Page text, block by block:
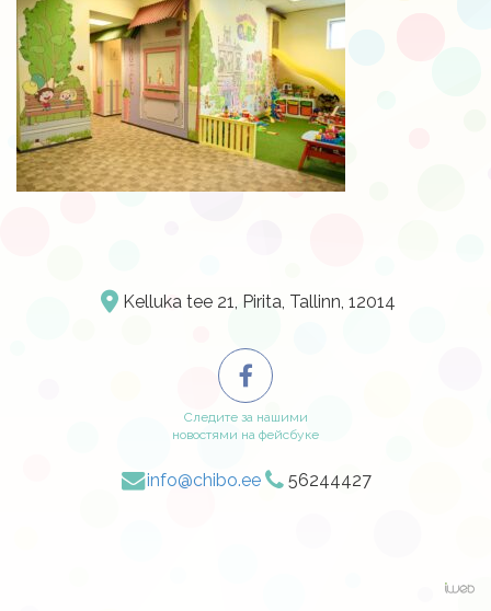
Kelluka tee 21, Pirita, Tallinn, 12014
Следите за нашими
новостями на фейсбуке
info@chibo.ee 56244427